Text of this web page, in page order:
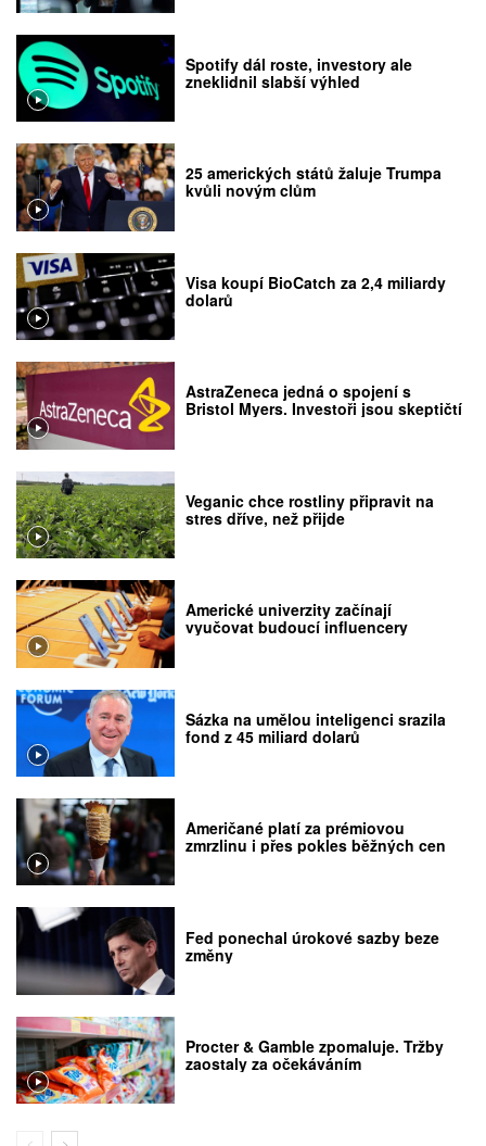
Spotify dál roste, investory ale
zneklidnil slabší výhled
25 amerických států žaluje Trumpa
kvůli novým clům
Visa koupí BioCatch za 2,4 miliardy
dolarů
AstraZeneca jedná o spojení s
Bristol Myers. Investoři jsou skeptičtí
Veganic chce rostliny připravit na
stres dříve, než přijde
Americké univerzity začínají
vyučovat budoucí influencery
Sázka na umělou inteligenci srazila
fond z 45 miliard dolarů
Američané platí za prémiovou
zmrzlinu i přes pokles běžných cen
Fed ponechal úrokové sazby beze
změny
Procter & Gamble zpomaluje. Tržby
zaostaly za očekáváním